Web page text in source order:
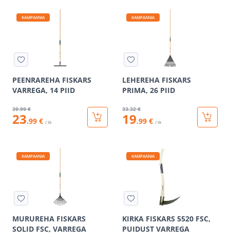
KAMPAANIA
PEENRAREHA FISKARS
VARREGA, 14 PIID
39.99 €
23.99 € / tk
KAMPAANIA
LEHEREHA FISKARS
PRIMA, 26 PIID
33.32 €
19.99 € / tk
KAMPAANIA
MURUREHA FISKARS
SOLID FSC, VARREGA
KAMPAANIA
KIRKA FISKARS 5520 FSC,
PUIDUST VARREGA